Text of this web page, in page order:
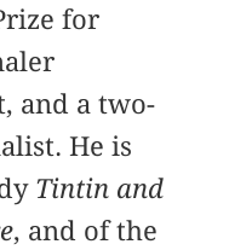
for
and a two-
He is
Tintin and
, and of the